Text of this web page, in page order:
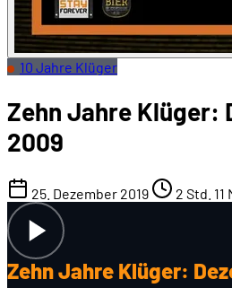
10 Jahre Klüger
Zehn Jahre Klüger:
2009
25. Dezember 2019 2 Std. 11
Zehn Jahre Klüger: